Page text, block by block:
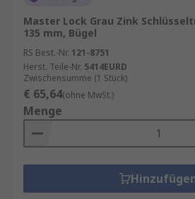
Master Lock Grau Zink
135 mm, Bügel
RS Best.-Nr. 121-8751
Herst. Teile-Nr. 5414EURD
Zwischensumme (1 Stück)
€ 65,64(ohne MwSt.)
Menge